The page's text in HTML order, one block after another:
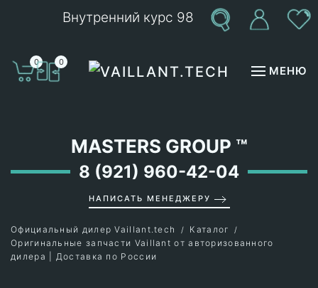
Внутренний курс 98
0 0
МЕНЮ
MASTERS GROUP ™
8 (921) 960-42-04
НАПИСАТЬ МЕНЕДЖЕРУ
Официальный дилер Vaillant.tech
Каталог
Оригинальные запчасти Vaillant от авторизованного
дилера | Доставка по России